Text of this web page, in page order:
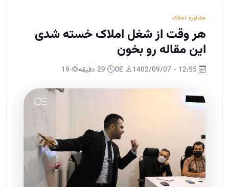
مشاوره املاک
هر وقت از شغل املاک خسته شدی
این مقاله رو بخون